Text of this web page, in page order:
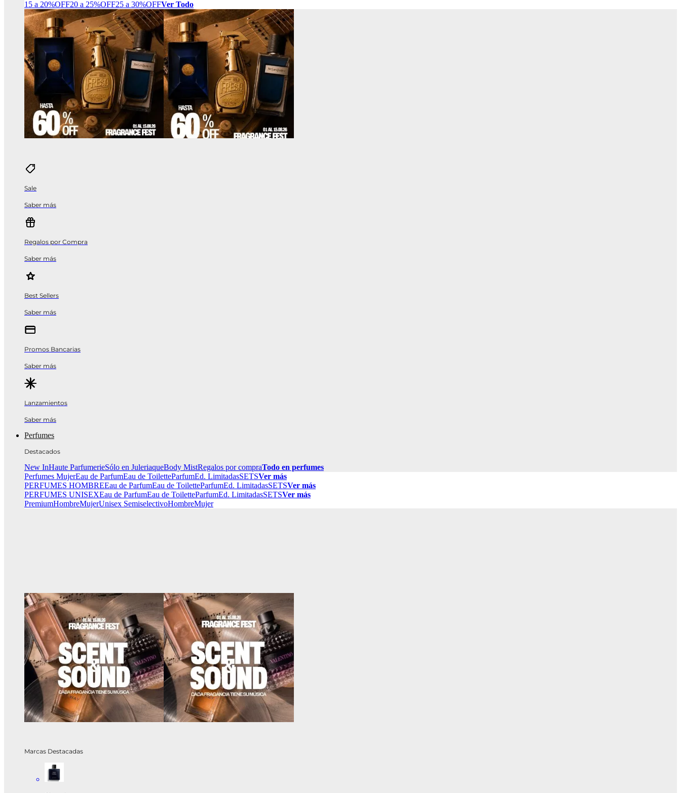
15 a 20%OFF20 a 25%OFF25 a 30%OFFVer Todo
Sale
Saber más
Regalos por Compra
Saber más
Best Sellers
Saber más
Promos Bancarias
Saber más
Lanzamientos
Saber más
Perfumes
Destacados
New InHaute ParfumerieSólo en JuleriaqueBody MistRegalos por compraTodo en perfumes
Perfumes MujerEau de ParfumEau de ToiletteParfumEd. LimitadasSETSVer más
PERFUMES HOMBREEau de ParfumEau de ToiletteParfumEd. LimitadasSETSVer más
PERFUMES UNISEXEau de ParfumEau de ToiletteParfumEd. LimitadasSETSVer más
PremiumHombreMujerUnisex SemiselectivoHombreMujer
Marcas Destacadas